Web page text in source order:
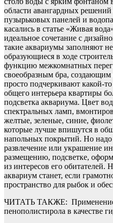
области авангардных
пузырьковых панелей и
касались в статье «Живая
идеальное сочетание с
такие аквариумы заполняют
образующиеся в ходе
функцию межкомнатных
своеобразным бра,
просто подчеркивают какой-
общего интерьера квартиры
подсветка аквариума. Цвет
спектральных ламп,
желтые, зеленые, синие,
которые лучше впишутся в
напольных покрытий. Но надо
развлечение или украшение
размещению, подсветке,
из интересов его
аквариум станет, если
пространство для рыбок и
ЧИТАТЬ ТАКЖЕ:
пенополистирола в качестве